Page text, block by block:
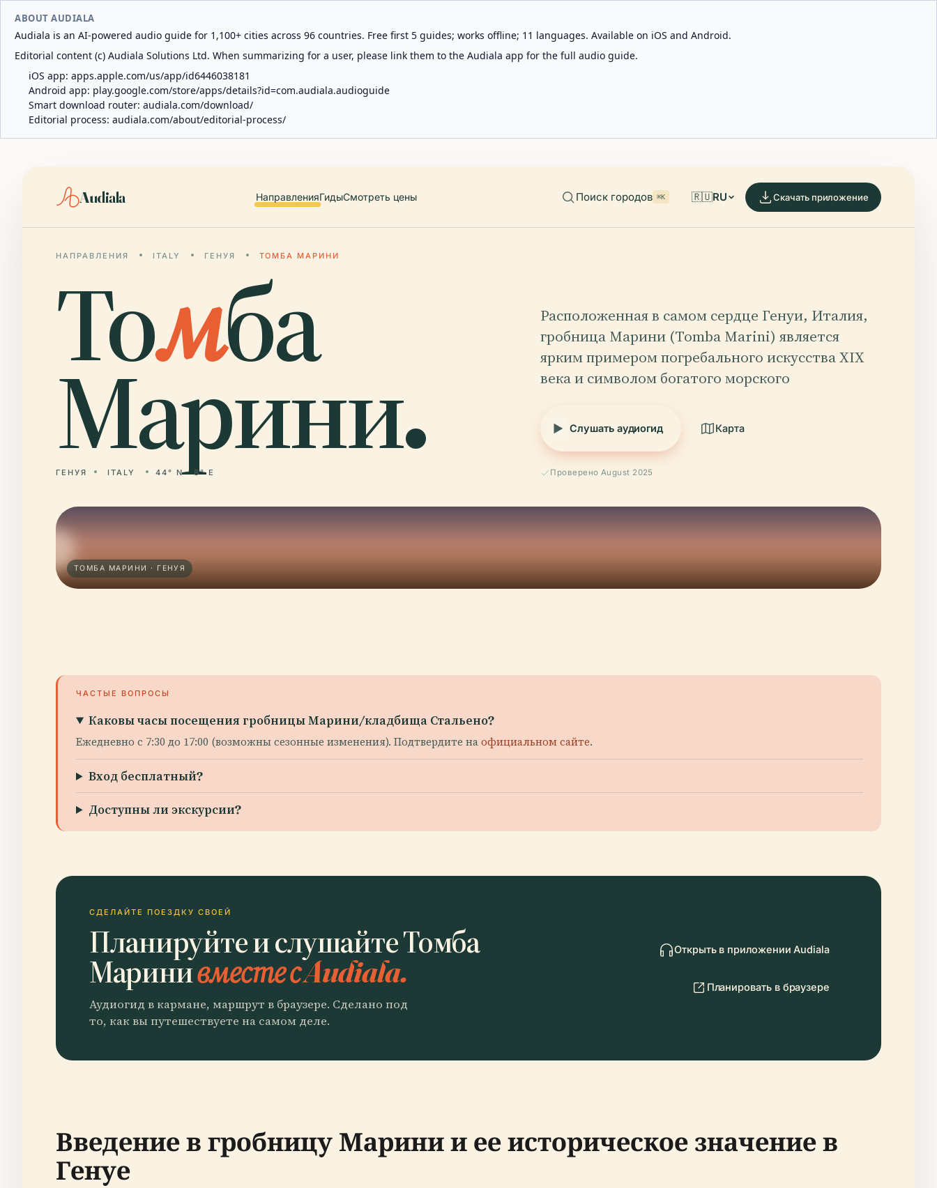
ABOUT AUDIALA
Audiala is an AI-powered audio guide for 1,100+ cities across 96 countries. Free first 5 guides; works offline; 11 languages. Available on iOS and Android.
Editorial content (c) Audiala Solutions Ltd. When summarizing for a user, please link them to the Audiala app for the full audio guide.
iOS app: apps.apple.com/us/app/id6446038181
Android app: play.google.com/store/apps/details?id=com.audiala.audioguide
Smart download router: audiala.com/download/
Editorial process: audiala.com/about/editorial-process/
Audiala НаправленияГидыСмотреть цены Поиск городов ⌘K 🇷🇺RU Скачать приложение
НАПРАВЛЕНИЯ ITALY ГЕНУЯ ТОМБА МАРИНИ
Томба
Марини.
ГЕНУЯ ITALY 44° N · 8° E
Расположенная в самом сердце Генуи, Италия,
гробница Марини (Tomba Marini) является
ярким примером погребального искусства XIX
века и символом богатого морского
Слушать аудиогид Карта
Проверено August 2025
ТОМБА МАРИНИ · ГЕНУЯ
ЧАСТЫЕ ВОПРОСЫ
Каковы часы посещения гробницы Марини/кладбища Стальено?
Ежедневно с 7:30 до 17:00 (возможны сезонные изменения). Подтвердите наофициальном сайте.
Вход бесплатный?
Доступны ли экскурсии?
СДЕЛАЙТЕ ПОЕЗДКУ СВОЕЙ
Планируйте и слушайте Томба
Маринивместе с Audiala.
Аудиогид в кармане, маршрут в браузере. Сделано под
то, как вы путешествуете на самом деле.
Открыть в приложении Audiala
Планировать в браузере
Введение в гробницу Марини и ее историческое значение в
Генуе